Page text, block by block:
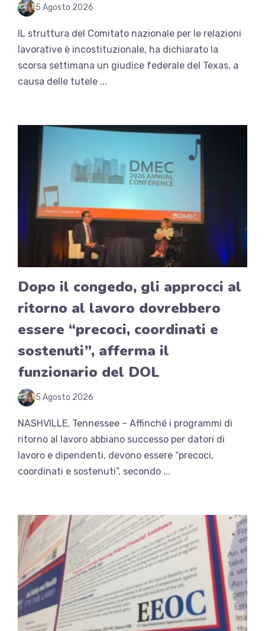
5 Agosto 2026
IL struttura del Comitato nazionale per le relazioni
lavorative è incostituzionale, ha dichiarato la
scorsa settimana un giudice federale del Texas, a
causa delle tutele ...
Dopo il congedo, gli approcci al
ritorno al lavoro dovrebbero
essere “precoci, coordinati e
sostenuti”, afferma il
funzionario del DOL
5 Agosto 2026
NASHVILLE, Tennessee – Affinché i programmi di
ritorno al lavoro abbiano successo per datori di
lavoro e dipendenti, devono essere “precoci,
coordinati e sostenuti”, secondo ...